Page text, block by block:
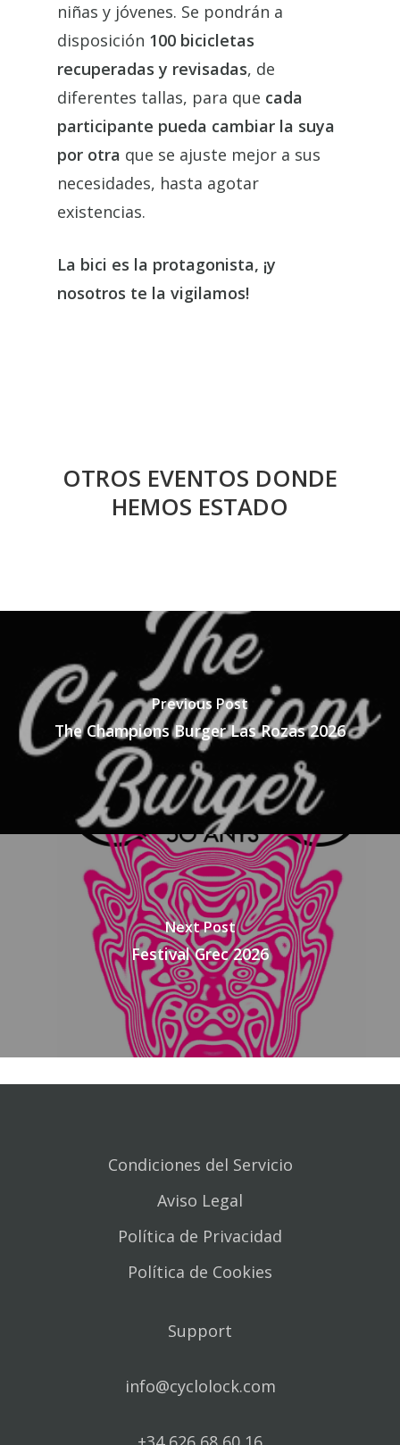
niñas y jóvenes. Se pondrán a
disposición 100 bicicletas
recuperadas y revisadas, de
diferentes tallas, para que cada
participante pueda cambiar la suya
por otra que se ajuste mejor a sus
necesidades, hasta agotar
existencias.
La bici es la protagonista, ¡y
nosotros te la vigilamos!
OTROS EVENTOS DONDE
HEMOS ESTADO
Previous Post
The Champions Burger Las Rozas 2026
Next Post
Festival Grec 2026
Condiciones del Servicio
Aviso Legal
Política de Privacidad
Política de Cookies
Support
info@cyclolock.com